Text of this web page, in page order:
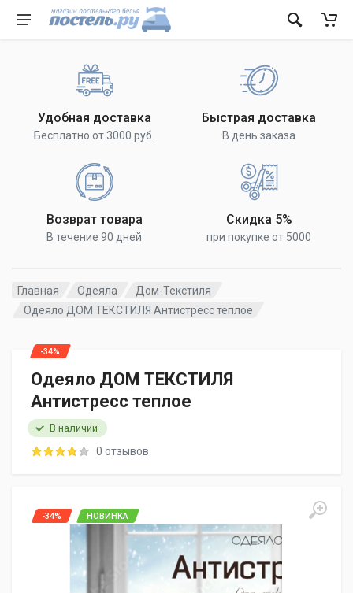
Удобная доставка
Бесплатно от 3000 руб.
Быстрая доставка
В день заказа
Возврат товара
В течение 90 дней
Скидка 5%
при покупке от 5000
Главная Одеяла
Дом-Текстиля
Одеяло ДОМ ТЕКСТИЛЯ Антистресс теплое
-34% НОВИНКА
Одеяло ДОМ ТЕКСТИЛЯ
Антистресс теплое
0 отзывов
В наличии
-34%